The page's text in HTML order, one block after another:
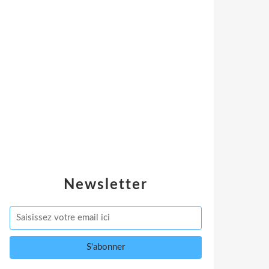
Newsletter